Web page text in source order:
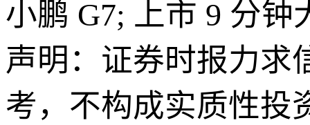
小鹏 G7; 上市 9 分钟
声明：证券时报力求
考，不构成实质性投